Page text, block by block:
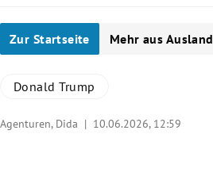
Zur Startseite Mehr aus Ausland
Donald Trump
Agenturen, Dida | 10.06.2026, 12:59